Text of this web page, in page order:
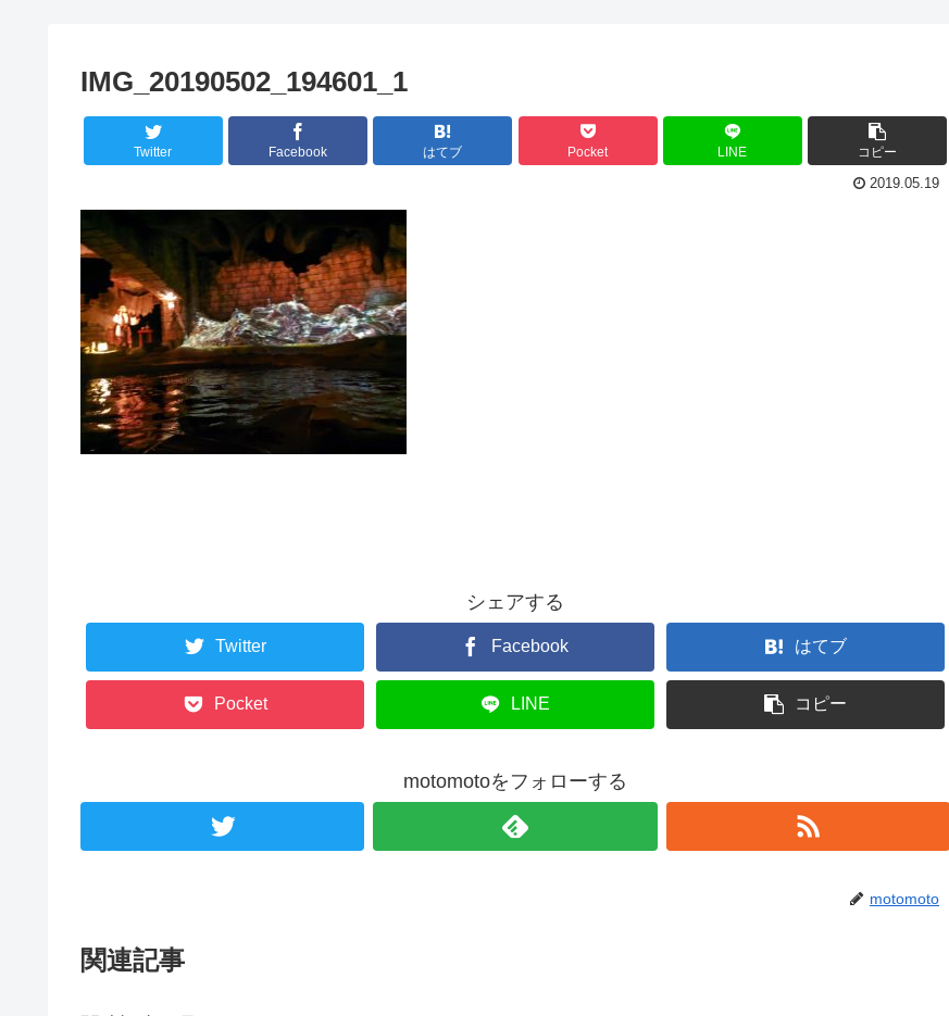
IMG_20190502_194601_1
Twitter Facebook はてブ Pocket LINE コピー
2019.05.19
シェアする
Twitter Facebook はてブ
Pocket LINE コピー
motomotoをフォローする
motomoto
関連記事